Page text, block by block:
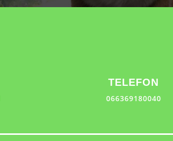
TELEFON
066369180040